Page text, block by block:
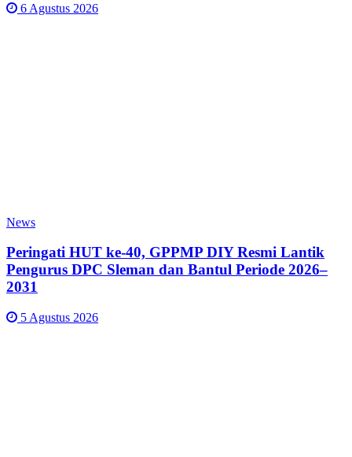
6 Agustus 2026
News
Peringati HUT ke-40, GPPMP DIY Resmi Lantik
Pengurus DPC Sleman dan Bantul Periode 2026–
2031
5 Agustus 2026